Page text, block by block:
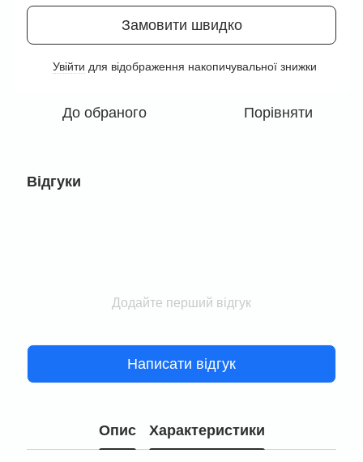
Замовити швидко
Увійти для відображення накопичувальної знижки
До обраного Порівняти
Відгуки
Додайте перший відгук
Написати відгук
Опис Характеристики